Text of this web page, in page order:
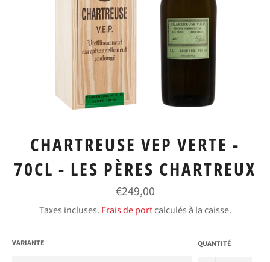
CHARTREUSE VEP VERTE -
70CL - LES PÈRES CHARTREUX
Prix
régulier
€249,00
Taxes incluses. Frais de portcalculés à la caisse.
VARIANTE QUANTITÉ